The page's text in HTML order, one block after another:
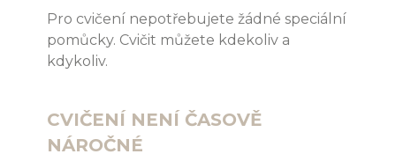
Pro cvičení nepotřebujete žádné speciální
pomůcky. Cvičit můžete kdekoliv a
kdykoliv.
CVIČENÍ NENÍ ČASOVĚ
NÁROČNÉ